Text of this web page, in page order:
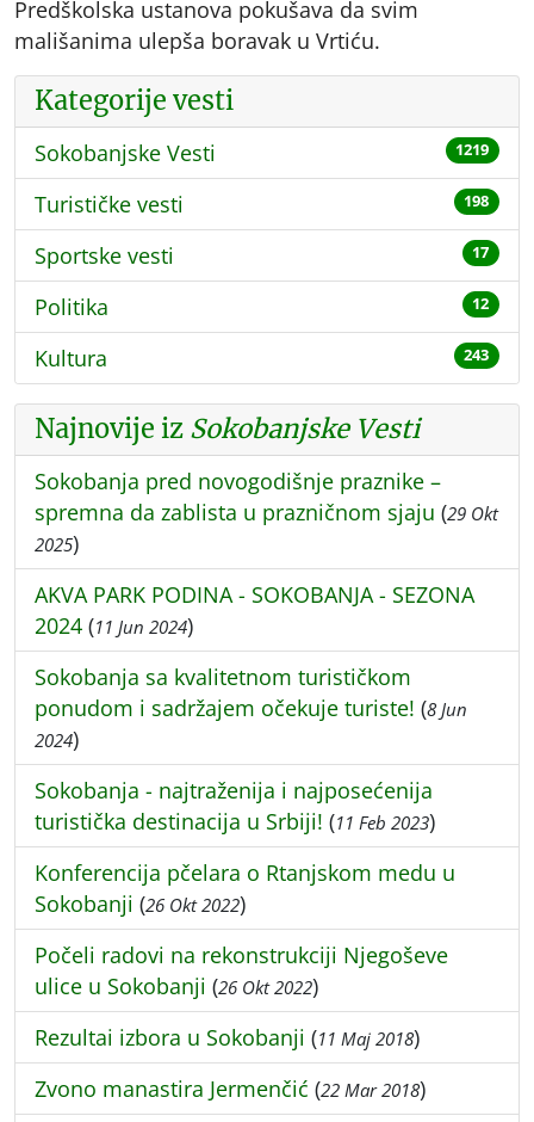
Predškolska ustanova pokušava da svim
mališanima ulepša boravak u Vrtiću.
Kategorije vesti
Sokobanjske Vesti 1219
Turističke vesti 198
Sportske vesti 17
Politika 12
Kultura 243
Najnovije iz Sokobanjske Vesti
Sokobanja pred novogodišnje praznike –
spremna da zablista u prazničnom sjaju (29 Okt
2025)
AKVA PARK PODINA - SOKOBANJA - SEZONA
2024 (11 Jun 2024)
Sokobanja sa kvalitetnom turističkom
ponudom i sadržajem očekuje turiste! (8 Jun
2024)
Sokobanja - najtraženija i najposećenija
turistička destinacija u Srbiji! (11 Feb 2023)
Konferencija pčelara o Rtanjskom medu u
Sokobanji (26 Okt 2022)
Počeli radovi na rekonstrukciji Njegoševe
ulice u Sokobanji (26 Okt 2022)
Rezultai izbora u Sokobanji (11 Maj 2018)
Zvono manastira Jermenčić (22 Mar 2018)